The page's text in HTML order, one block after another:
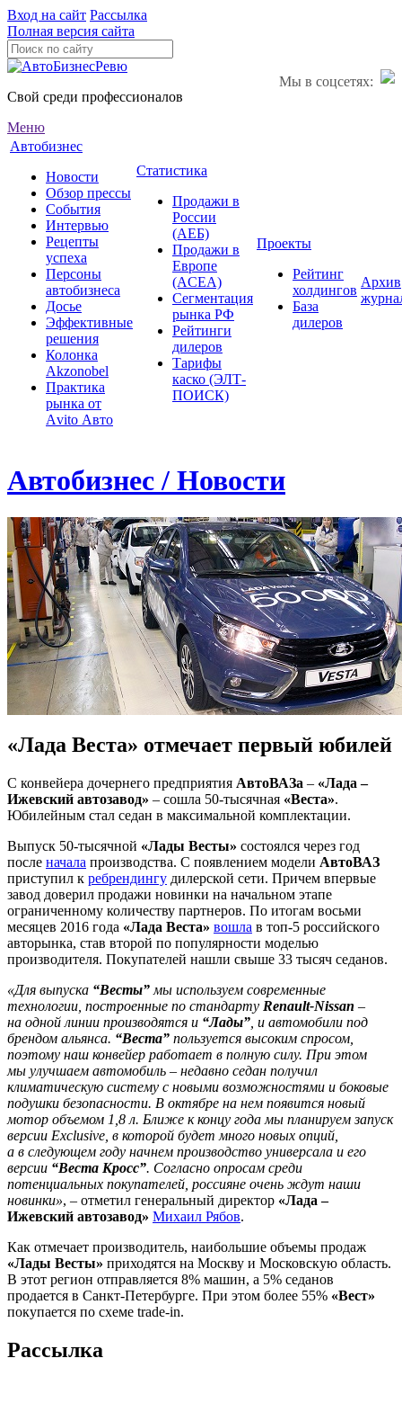
Вход на сайт Рассылка
Полная версия сайта
Мы в соцсетях:
Свой среди профессионалов
Меню
Автобизнес
Новости
Обзор прессы
События
Интервью
Рецепты
успеха
Персоны
автобизнеса
Досье
Эффективные
решения
Колонка
Akzonobel
Практика
рынка от
Аvito Авто
Статистика
Продажи в
России
(АЕБ)
Продажи в
Европе
(ACEA)
Сегментация
рынка РФ
Рейтинги
дилеров
Тарифы
каско (ЭЛТ-
ПОИСК)
Проекты
Рейтинг
холдингов
База
дилеров
Архив
Автобизнес / Новости
«Лада Веста» отмечает первый юбилей
С конвейера дочернего предприятия АвтоВАЗа – «Лада –
Ижевский автозавод» – сошла 50-тысячная «Веста».
Юбилейным стал седан в максимальной комплектации.
Выпуск 50-тысячной «Лады Весты» состоялся через год
после начала производства. С появлением модели АвтоВАЗ
приступил к ребрендингу дилерской сети. Причем впервые
завод доверил продажи новинки на начальном этапе
ограниченному количеству партнеров. По итогам восьми
месяцев 2016 года «Лада Веста» вошла в топ-5 российского
авторынка, став второй по популярности моделью
производителя. Покупателей нашли свыше 33 тысяч седанов.
«Для выпуска “Весты” мы используем современные
технологии, построенные по стандарту Renault-Nissan –
на одной линии производятся и “Лады” , и автомобили под
брендом альянса. “Веста” пользуется высоким спросом,
поэтому наш конвейер работает в полную силу. При этом
мы улучшаем автомобиль – недавно седан получил
климатическую систему с новыми возможностями и боковые
подушки безопасности. В октябре на нем появится новый
мотор объемом 1,8 л. Ближе к концу года мы планируем запуск
версии Exclusive, в которой будет много новых опций,
а в следующем году начнем производство универсала и его
версии “Веста Кросс”. Согласно опросам среди
потенциальных покупателей, россияне очень ждут наши
новинки», – отметил генеральный директор «Лада –
Ижевский автозавод» Михаил Рябов.
Как отмечает производитель, наибольшие объемы продаж
«Лады Весты» приходятся на Москву и Московскую область.
В этот регион отправляется 8% машин, а 5% седанов
продается в Санкт-Петербурге. При этом более 55% «Вест»
покупается по схеме trade-in.
Рассылка